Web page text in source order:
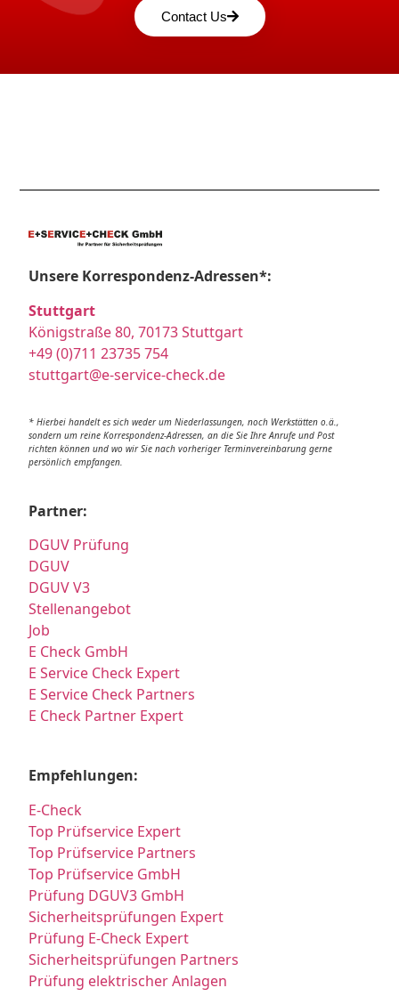
Contact Us
Unsere Korrespondenz-Adressen*:
Stuttgart
Königstraße 80, 70173 Stuttgart
+49 (0)711 23735 754
stuttgart@e-service-check.de
* Hierbei handelt es sich weder um Niederlassungen, noch Werkstätten o.ä.,
sondern um reine Korrespondenz-Adressen, an die Sie Ihre Anrufe und Post
richten können und wo wir Sie nach vorheriger Terminvereinbarung gerne
persönlich empfangen.
Partner:
DGUV Prüfung
DGUV
DGUV V3
Stellenangebot
Job
E Check GmbH
E Service Check Expert
E Service Check Partners
E Check Partner Expert
Empfehlungen:
E-Check
Top Prüfservice Expert
Top Prüfservice Partners
Top Prüfservice GmbH
Prüfung DGUV3 GmbH
Sicherheitsprüfungen Expert
Prüfung E-Check Expert
Sicherheitsprüfungen Partners
Prüfung elektrischer Anlagen